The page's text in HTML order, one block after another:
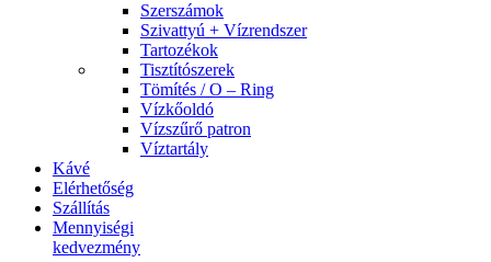
Szerszámok
Szivattyú + Vízrendszer
Tartozékok
Tisztítószerek
Tömítés / O – Ring
Vízkőoldó
Vízszűrő patron
Víztartály
Kávé
Elérhetőség
Szállítás
Mennyiségi
kedvezmény